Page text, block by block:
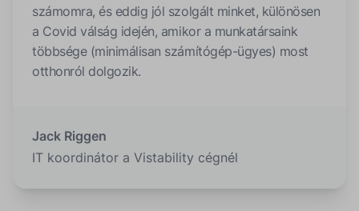
számomra, és eddig jól szolgált minket, különösen
a Covid válság idején, amikor a munkatársaink
többsége (minimálisan számítógép-ügyes) most
otthonról dolgozik.
Jack Riggen
IT koordinátor a Vistability cégnél